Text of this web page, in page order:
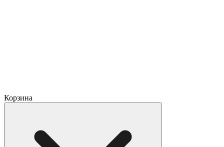
Корзина